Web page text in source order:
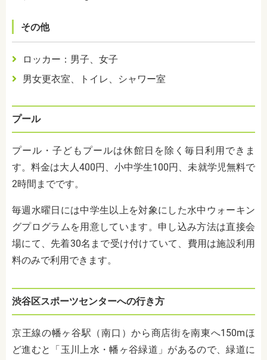
その他
ロッカー：男子、女子
男女更衣室、トイレ、シャワー室
プール
プール・子どもプールは休館日を除く毎日利用できま
す。料金は大人400円、小中学生100円、未就学児無料で
2時間までです。
毎週水曜日には中学生以上を対象にした水中ウォーキン
グプログラムを用意しています。申し込み方法は直接会
場にて、先着30名まで受け付けていて、費用は施設利用
料のみで利用できます。
渋谷区スポーツセンターへの行き方
京王線の幡ヶ谷駅（南口）から商店街を南東へ150mほ
ど進むと「玉川上水・幡ヶ谷緑道」があるので、緑道に